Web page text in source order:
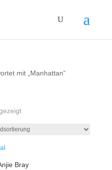
mit „Manhattan“
Bray